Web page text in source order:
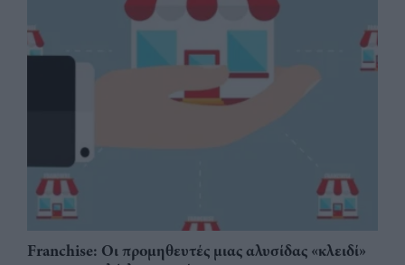
Franchise: Οι προμηθευτές μιας αλυσίδας «κλειδί»